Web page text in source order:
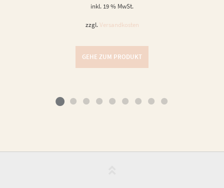
inkl. 19 % MwSt.
zzgl. Versandkosten
GEHE ZUM PRODUKT